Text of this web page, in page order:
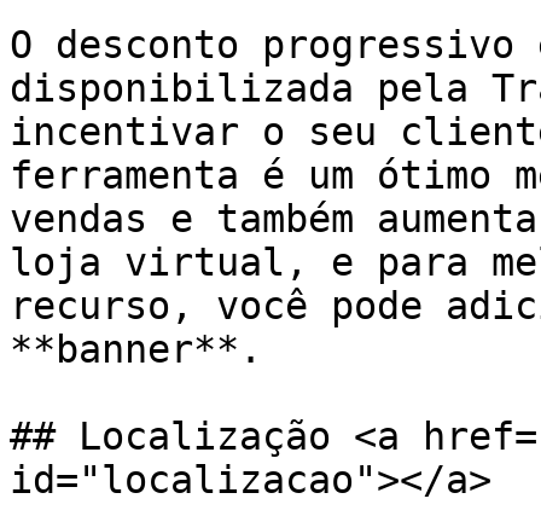
O desconto
disponibilizada pela
incentivar o seu
ferramenta é um ótimo
vendas e também
loja virtual, e para
recurso, você pode
**banner**.
## Localização <a
id="localizacao"></a>